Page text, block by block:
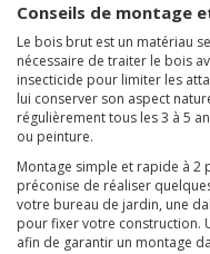
Conseils de montage
Le bois brut est un matériau
nécessaire de traiter le bois
insecticide pour limiter les
lui conserver son aspect
régulièrement tous les 3 à 5
ou peinture.
Montage simple et rapide à 2
préconise de réaliser
votre bureau de jardin, une
pour fixer votre construction.
afin de garantir un montage